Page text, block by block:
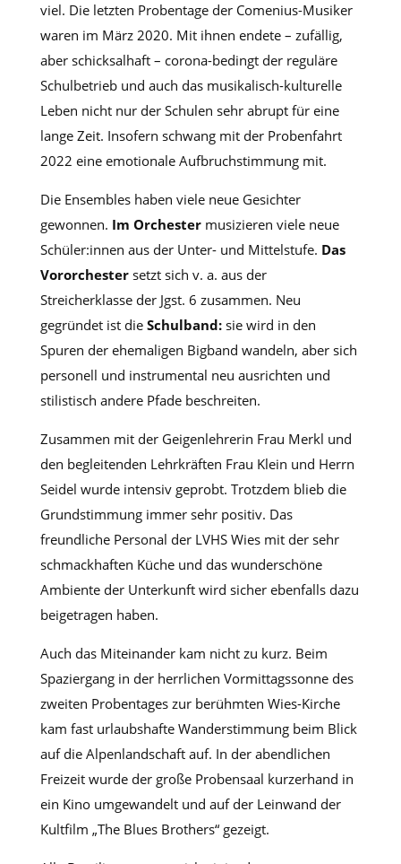
viel. Die letzten Probentage der Comenius-Musiker
waren im März 2020. Mit ihnen endete – zufällig,
aber schicksalhaft – corona-bedingt der reguläre
Schulbetrieb und auch das musikalisch-kulturelle
Leben nicht nur der Schulen sehr abrupt für eine
lange Zeit. Insofern schwang mit der Probenfahrt
2022 eine emotionale Aufbruchstimmung mit.
Die Ensembles haben viele neue Gesichter
gewonnen. Im Orchestermusizieren viele neue
Schüler:innen aus der Unter- und Mittelstufe. Das
Vororchestersetzt sich v. a. aus der
Streicherklasse der Jgst. 6 zusammen. Neu
gegründet ist die Schulband:sie wird in den
Spuren der ehemaligen Bigband wandeln, aber sich
personell und instrumental neu ausrichten und
stilistisch andere Pfade beschreiten.
Zusammen mit der Geigenlehrerin Frau Merkl und
den begleitenden Lehrkräften Frau Klein und Herrn
Seidel wurde intensiv geprobt. Trotzdem blieb die
Grundstimmung immer sehr positiv. Das
freundliche Personal der LVHS Wies mit der sehr
schmackhaften Küche und das wunderschöne
Ambiente der Unterkunft wird sicher ebenfalls dazu
beigetragen haben.
Auch das Miteinander kam nicht zu kurz. Beim
Spaziergang in der herrlichen Vormittagssonne des
zweiten Probentages zur berühmten Wies-Kirche
kam fast urlaubshafte Wanderstimmung beim Blick
auf die Alpenlandschaft auf. In der abendlichen
Freizeit wurde der große Probensaal kurzerhand in
ein Kino umgewandelt und auf der Leinwand der
Kultfilm „The Blues Brothers“ gezeigt.